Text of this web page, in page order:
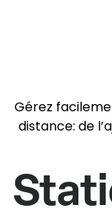
Gérez
distance: de